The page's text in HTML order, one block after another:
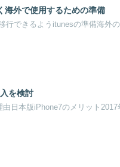
外で使用するための準備
行できるようitunesの準備海外
を検討
日本版iPhone7のメリット